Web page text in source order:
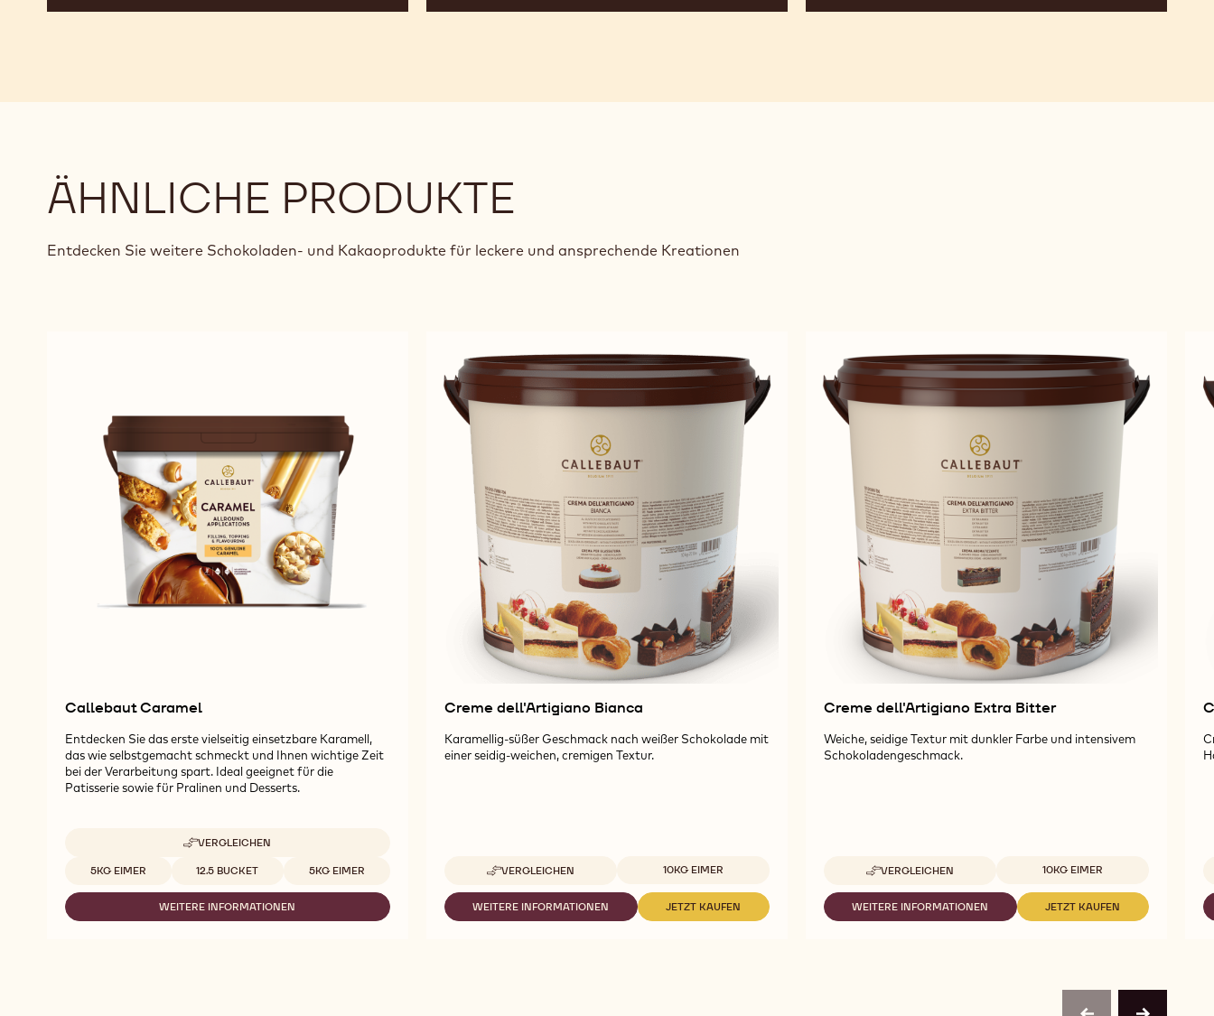
ÄHNLICHE PRODUKTE
Entdecken Sie weitere Schokoladen- und Kakaoprodukte für leckere und ansprechende Kreationen
Callebaut Caramel
Entdecken Sie das erste vielseitig einsetzbare Karamell,
das wie selbstgemacht schmeckt und Ihnen wichtige Zeit
bei der Verarbeitung spart. Ideal geeignet für die
Patisserie sowie für Pralinen und Desserts.
VERGLEICHEN
-
CARAMEL
Verfügbare Verpackungsgrößen
5KG EIMER 12.5 BUCKET 5KG EIMER
WEITERE INFORMATIONEN
-
Creme dell'Artigiano Bianca
Karamellig-süßer Geschmack nach weißer Schokolade mit
einer seidig-weichen, cremigen Textur.
VERGLEICHEN
-
CREME
DELL'ARTIGIANO
BIANCA
Verfügbare Verpackungsgrößen
10KG EIMER
WEITERE INFORMATIONEN
-
JETZT KAUFEN
-
Creme dell'Artigiano Extra Bitter
Weiche, seidige Textur mit dunkler Farbe und intensivem
Schokoladengeschmack.
VERGLEICHEN
-
CREME
DELL'ARTIGIANO
EXTRA
Verfügbare Verpackungsgrößen
10KG EIMER
WEITERE INFORMATIONEN
-
JETZT KAUFEN
-